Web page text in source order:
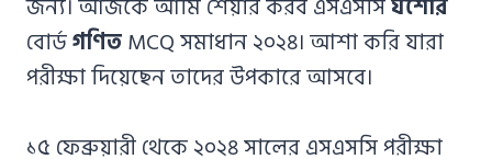
জন্য। আজকে আমি শেয়ার করব এসএসসিযশোর
বোর্ডগণিতMCQ সমাধান ২০২৪। আশা করি যারা
পরীক্ষা দিয়েছেন তাদের উপকারে আসবে।
১৫ ফেব্রুয়ারী থেকে ২০২৪ সালের এসএসসি পরীক্ষা